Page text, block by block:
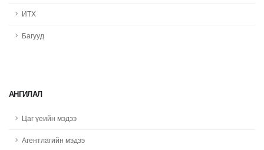
ИТХ
Багууд
АНГИЛАЛ
Цаг үеийн мэдээ
Агентлагийн мэдээ